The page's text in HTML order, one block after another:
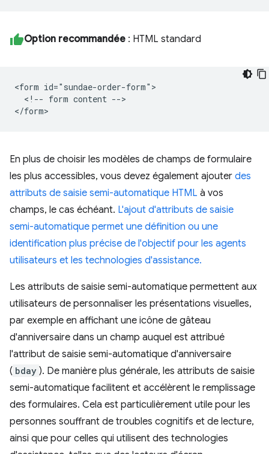
Option recommandée : HTML standard
<form id="sundae-order-form">
  <!-- form content -->
En plus de choisir les modèles de champs de formulaire
les plus accessibles, vous devez également ajouter des
attributs de saisie semi-automatique HTML à vos
champs, le cas échéant. L'ajout d'attributs de saisie
semi-automatique permet une définition ou une
identification plus précise de l'objectif pour les agents
utilisateurs et les technologies d'assistance.
Les attributs de saisie semi-automatique permettent aux
utilisateurs de personnaliser les présentations visuelles,
par exemple en affichant une icône de gâteau
d'anniversaire dans un champ auquel est attribué
l'attribut de saisie semi-automatique d'anniversaire
( bday ). De manière plus générale, les attributs de saisie
semi-automatique facilitent et accélèrent le remplissage
des formulaires. Cela est particulièrement utile pour les
personnes souffrant de troubles cognitifs et de lecture,
ainsi que pour celles qui utilisent des technologies